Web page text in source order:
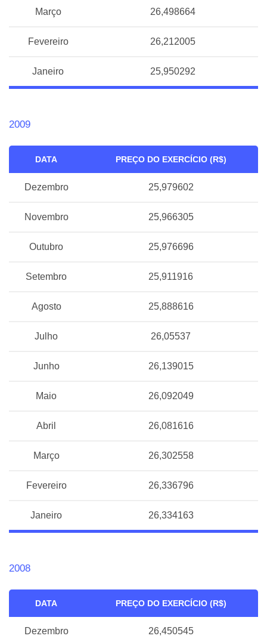
Março 26,498664
Fevereiro 26,212005
Janeiro 25,950292
2009
DATA PREÇO DO EXERCÍCIO (R$)
Dezembro 25,979602
Novembro 25,966305
Outubro 25,976696
Setembro 25,911916
Agosto 25,888616
Julho 26,05537
Junho 26,139015
Maio 26,092049
Abril 26,081616
Março 26,302558
Fevereiro 26,336796
Janeiro 26,334163
2008
DATA PREÇO DO EXERCÍCIO (R$)
Dezembro 26,450545